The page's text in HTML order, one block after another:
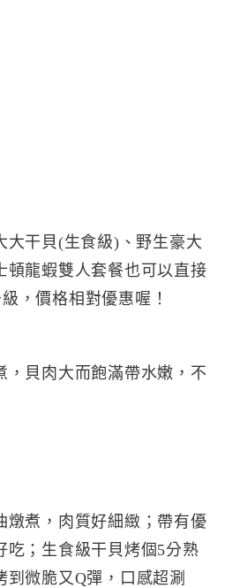
大干貝(生食級)、野生豪大
頓龍蝦雙人套餐也可以直接
，價格相對優惠喔！
，貝肉大而飽滿帶水嫩，不
燉煮，肉質好細緻；帶有優
吃；生食級干貝烤個5分熟
到微脆又Q彈，口感超涮